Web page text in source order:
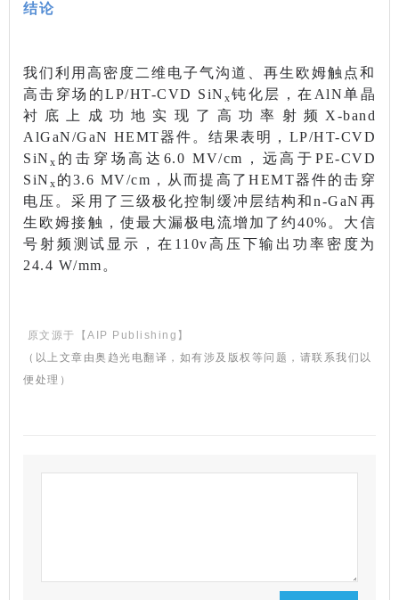
结论
我们利用高密度二维电子气沟道、再生欧姆触点和
高击穿场的LP/HT-CVD SiN x钝化层，在AlN单晶
衬底上成功地实现了高功率射频X-band
AlGaN/GaN HEMT器件。结果表明，LP/HT-CVD
SiN x 的击穿场高达6.0 MV/cm，远高于PE-CVD
SiN x 的3.6 MV/cm，从而提高了HEMT器件的击穿
电压。采用了三级极化控制缓冲层结构和n-GaN再
生欧姆接触，使最大漏极电流增加了约40%。大信
号射频测试显示，在110v高压下输出功率密度为
24.4 W/mm。
原文源于【AIP Publishing】
（以上文章由奥趋光电翻译，如有涉及版权等问题，请联系我们以
便处理）